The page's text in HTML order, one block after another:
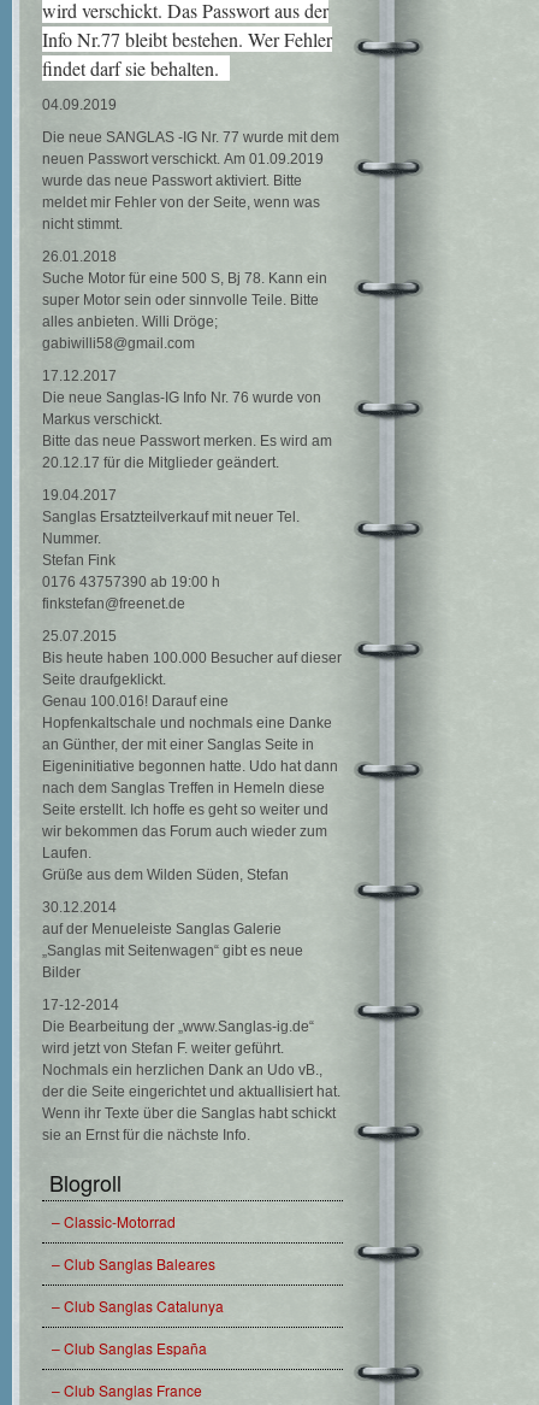
wird verschickt. Das Passwort aus der
Info Nr.77 bleibt bestehen. Wer Fehler
findet darf sie behalten.
04.09.2019
Die neue SANGLAS -IG Nr. 77 wurde mit dem
neuen Passwort verschickt. Am 01.09.2019
wurde das neue Passwort aktiviert. Bitte
meldet mir Fehler von der Seite, wenn was
nicht stimmt.
26.01.2018
Suche Motor für eine 500 S, Bj 78. Kann ein
super Motor sein oder sinnvolle Teile. Bitte
alles anbieten. Willi Dröge;
gabiwilli58@gmail.com
17.12.2017
Die neue Sanglas-IG Info Nr. 76 wurde von
Markus verschickt.
Bitte das neue Passwort merken. Es wird am
20.12.17 für die Mitglieder geändert.
19.04.2017
Sanglas Ersatzteilverkauf mit neuer Tel.
Nummer.
Stefan Fink
0176 43757390 ab 19:00 h
finkstefan@freenet.de
25.07.2015
Bis heute haben 100.000 Besucher auf dieser
Seite draufgeklickt.
Genau 100.016! Darauf eine
Hopfenkaltschale und nochmals eine Danke
an Günther, der mit einer Sanglas Seite in
Eigeninitiative begonnen hatte. Udo hat dann
nach dem Sanglas Treffen in Hemeln diese
Seite erstellt. Ich hoffe es geht so weiter und
wir bekommen das Forum auch wieder zum
Laufen.
Grüße aus dem Wilden Süden, Stefan
30.12.2014
auf der Menueleiste Sanglas Galerie
„Sanglas mit Seitenwagen“ gibt es neue
Bilder
17-12-2014
Die Bearbeitung der „www.Sanglas-ig.de“
wird jetzt von Stefan F. weiter geführt.
Nochmals ein herzlichen Dank an Udo vB.,
der die Seite eingerichtet und aktuallisiert hat.
Wenn ihr Texte über die Sanglas habt schickt
sie an Ernst für die nächste Info.
Blogroll
– Classic-Motorrad
– Club Sanglas Baleares
– Club Sanglas Catalunya
– Club Sanglas España
– Club Sanglas France